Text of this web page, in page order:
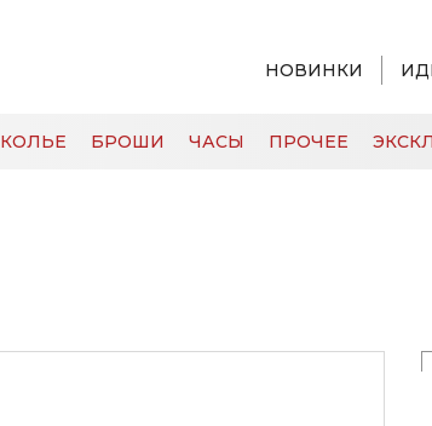
НОВИНКИ
КОЛЬЕ БРОШИ ЧАСЫ ПРОЧЕЕ